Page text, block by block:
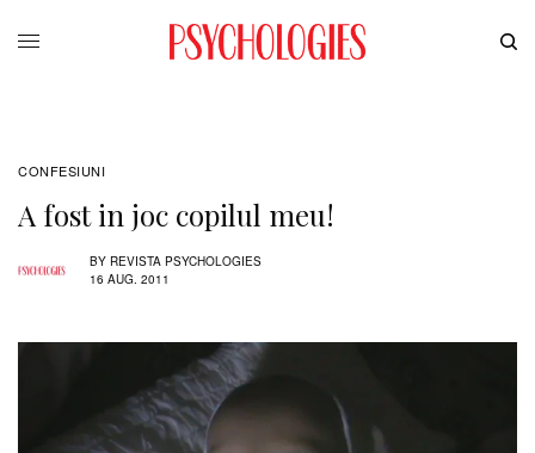
CONFESIUNI
A fost in joc copilul meu!
BY REVISTA PSYCHOLOGIES
16 AUG. 2011